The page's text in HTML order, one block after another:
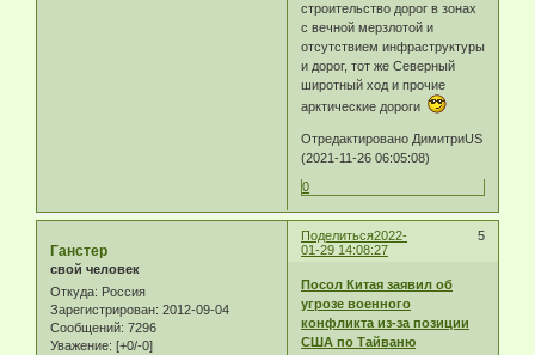
строительство дорог в зонах
с вечной мерзлотой и
отсутствием инфраструктуры
и дорог, тот же Северный
широтный ход и прочие
арктические дороги
Отредактировано ДимитриUS
(2021-11-26 06:05:08)
0
Поделиться 5
2022-
01-29 14:08:27
Ганстер
свой человек
Откуда: Россия
Зарегистрирован: 2012-09-04
Сообщений: 7296
Уважение: [+0/-0]
Посол Китая заявил об
угрозе военного
конфликта из-за позиции
США по Тайваню